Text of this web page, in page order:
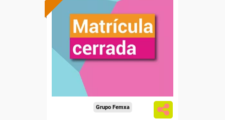
Grupo Femxa